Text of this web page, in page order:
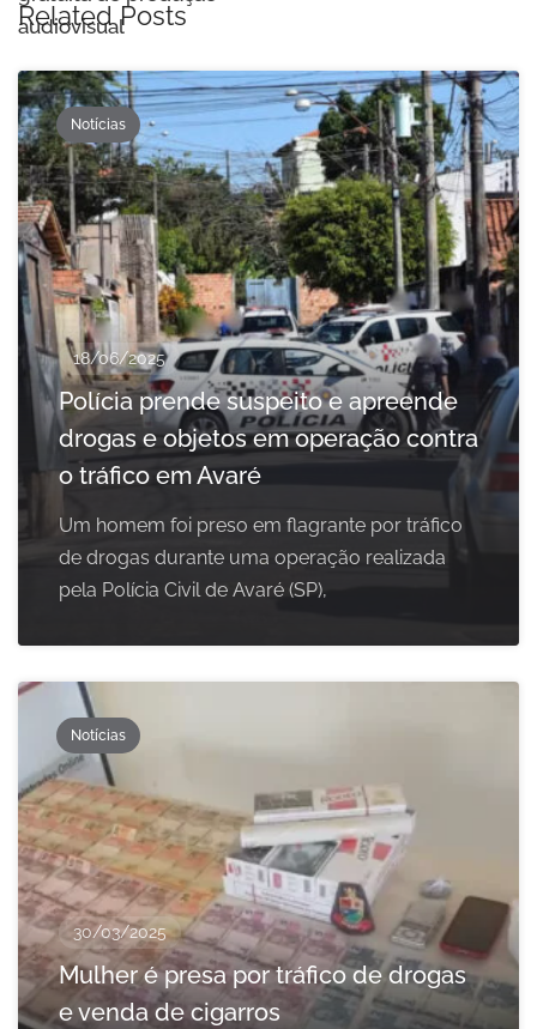
audiovisual
Related Posts
Notícias
18/06/2025
Polícia prende suspeito e apreende
drogas e objetos em operação contra
o tráfico em Avaré
Um homem foi preso em flagrante por tráfico
de drogas durante uma operação realizada
pela Polícia Civil de Avaré (SP),
Notícias
30/03/2025
Mulher é presa por tráfico de drogas
e venda de cigarros